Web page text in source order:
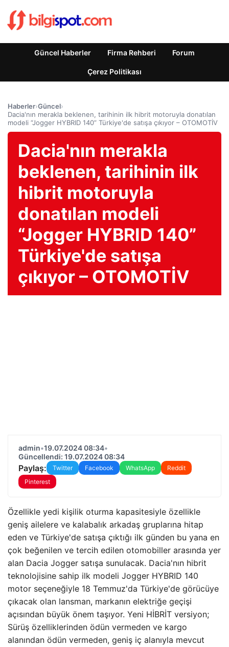
Güncel Haberler Firma Rehberi Forum
Çerez Politikası
Haberler›Güncel›
Dacia'nın merakla beklenen, tarihinin ilk hibrit motoruyla donatılan
modeli “Jogger HYBRID 140” Türkiye'de satışa çıkıyor – OTOMOTİV
Dacia'nın merakla
beklenen, tarihinin ilk
hibrit motoruyla
donatılan modeli
“Jogger HYBRID 140”
Türkiye'de satışa
çıkıyor – OTOMOTİV
admin•19.07.2024 08:34•
Güncellendi: 19.07.2024 08:34
Paylaş: Twitter Facebook WhatsApp
Reddit
Pinterest
Özellikle yedi kişilik oturma kapasitesiyle özellikle
geniş ailelere ve kalabalık arkadaş gruplarına hitap
eden ve Türkiye'de satışa çıktığı ilk günden bu yana en
çok beğenilen ve tercih edilen otomobiller arasında yer
alan Dacia Jogger satışa sunulacak. Dacia'nın hibrit
teknolojisine sahip ilk modeli Jogger HYBRID 140
motor seçeneğiyle 18 Temmuz'da Türkiye'de görücüye
çıkacak olan lansman, markanın elektriğe geçişi
açısından büyük önem taşıyor. Yeni HİBRİT versiyon;
Sürüş özelliklerinden ödün vermeden ve kargo
alanından ödün vermeden, geniş iç alanıyla mevcut